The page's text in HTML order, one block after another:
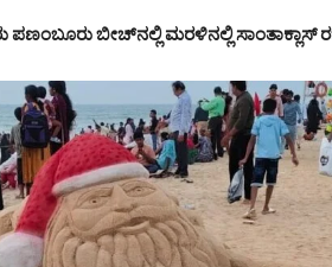
ಪಣಂಬೂರು ಬೀಚ್‌ನಲ್ಲಿ ಮರಳಿನಲ್ಲಿ ಸಾಂತಾಕ್ಲಾಸ್